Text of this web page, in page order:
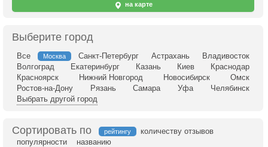
на карте
Выберите город
Все Москва Санкт-Петербург Астрахань
Владивосток
Волгоград
Екатеринбург Казань Киев
Краснодар
Красноярск
Нижний Новгород Новосибирск
Омск
Ростов-на-Дону
Рязань Самара Уфа
Челябинск
Выбрать другой город
Сортировать по рейтингу
количеству отзывов
популярности
названию